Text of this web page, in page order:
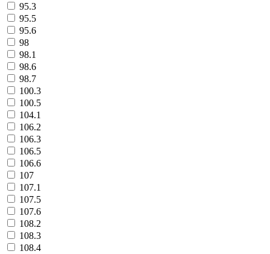
95.3
95.5
95.6
98
98.1
98.6
98.7
100.3
100.5
104.1
106.2
106.3
106.5
106.6
107
107.1
107.5
107.6
108.2
108.3
108.4